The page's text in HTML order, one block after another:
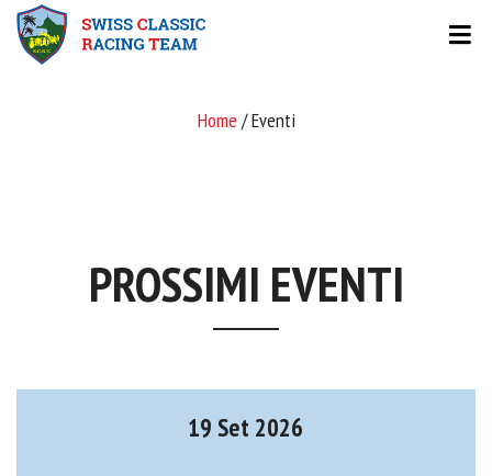
Home / Eventi
PROSSIMI EVENTI
19 Set 2026